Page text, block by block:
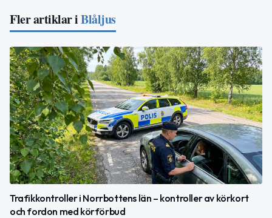
Fler artiklar iBlåljus
Trafikkontroller i Norrbottens län – kontroller av körkort
och fordon med körförbud